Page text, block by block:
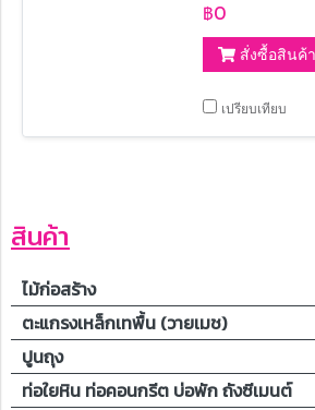
เสีย ตามถนนหน
เรือนต่างๆ 30
฿0
สั่งซื้อสินค้า
เปรียบเทียบ
สินค้า
ไม้ก่อสร้าง
ตะแกรงเหล็กเทพื้น (วายเมช)
ปูนถุง
ท่อใยหิน ท่อคอนกรีต บ่อพัก ถังซีเมนต์